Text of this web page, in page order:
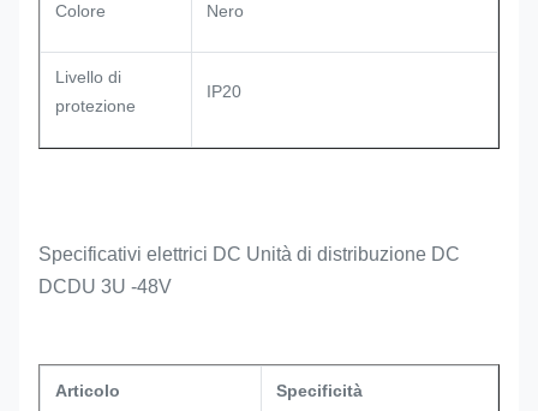
Colore Nero
Livello di
protezione
IP20
Specificativi elettrici DC Unità di distribuzione DC
DCDU 3U -48V
Articolo Specificità